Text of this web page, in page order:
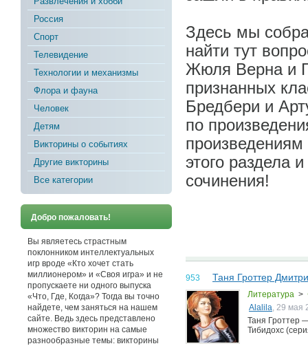
Россия
Спорт
Телевидение
Технологии и механизмы
Флора и фауна
Человек
Детям
Викторины о событиях
Другие викторины
Все категории
Добро пожаловать!
Вы являетесь страстным
поклонником интеллектуальных
игр вроде «Кто хочет стать
миллионером» и «Своя игра» и не
пропускаете ни одного выпуска
«Что, Где, Когда»? Тогда вы точно
найдете, чем заняться на нашем
сайте. Ведь здесь представлено
множество викторин на самые
разнообразные темы: викторины
Здесь мы
найти тут
Жюля Верна и
признанных
Бредбери и
по
этого раздела
сочинения!
953 Таня Гроттер
Литература >
Alalila, 29 мая
Таня Гроттер
Тибидохс